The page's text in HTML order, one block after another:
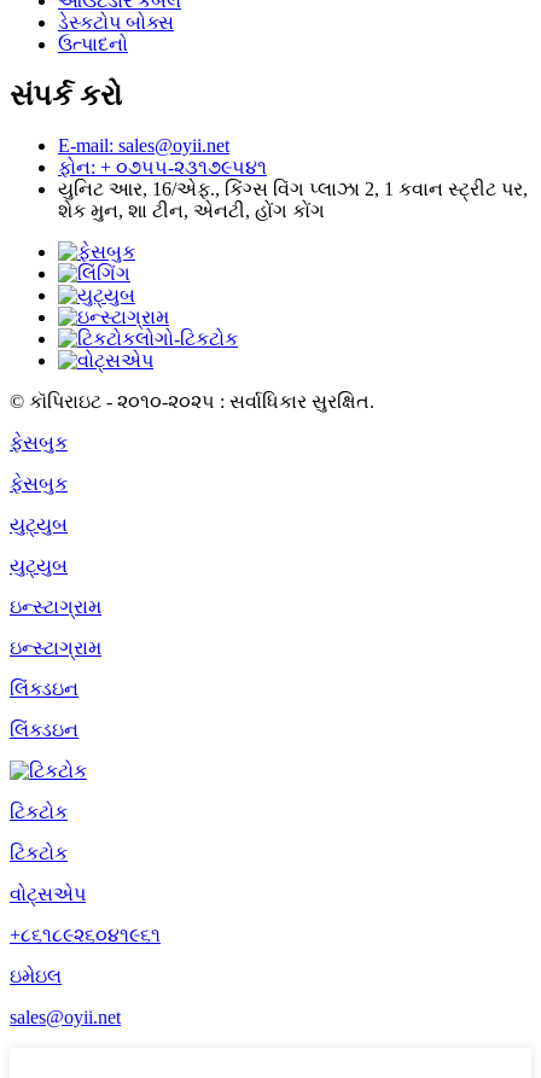
ડેસ્કટોપ બોક્સ
ઉત્પાદનો
સંપર્ક કરો
E-mail: sales@oyii.net
ફોન: + ૦૭૫૫-૨૩૧૭૯૫૪૧
યુનિટ આર, 16/એફ., કિંગ્સ વિંગ પ્લાઝા 2, 1 કવાન સ્ટ્રીટ પર,
શેક મુન, શા ટીન, એનટી, હોંગ કોંગ
© કૉપિરાઇટ - ૨૦૧૦-૨૦૨૫ : સર્વાધિકાર સુરક્ષિત.
ફેસબુક
ફેસબુક
યુટ્યુબ
યુટ્યુબ
ઇન્સ્ટાગ્રામ
ઇન્સ્ટાગ્રામ
લિંક્ડઇન
લિંક્ડઇન
ટિકટોક
ટિકટોક
વોટ્સએપ
+૮૬૧૮૯૨૬૦૪૧૯૬૧
ઇમેઇલ
sales@oyii.net